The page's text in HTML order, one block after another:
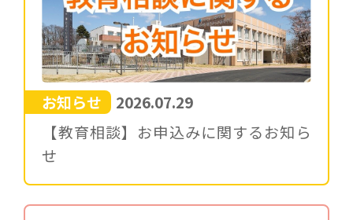
お知らせ
2026.07.29
【教育相談】お申込みに関するお知ら
せ